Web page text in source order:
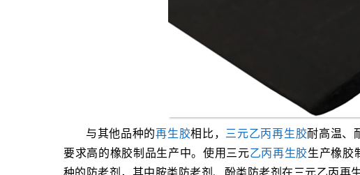
与其他品种的再生胶相比， 三元乙丙再生胶耐高温、
要求高的橡胶制品生产中。使用三元乙丙再生胶生产橡胶
种的防老剂，其中胺类防老剂、酚类防老剂在三元乙丙再